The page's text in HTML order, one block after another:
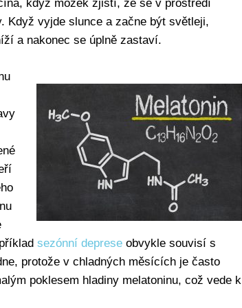
když mozek zjistí, že se v prostředí
Když vyjde slunce a začne být světleji,
a nakonec se úplně zastaví.
sezónní deprese obvykle souvisí s
protože v chladných měsících je často
poklesem hladiny melatoninu, což vede k